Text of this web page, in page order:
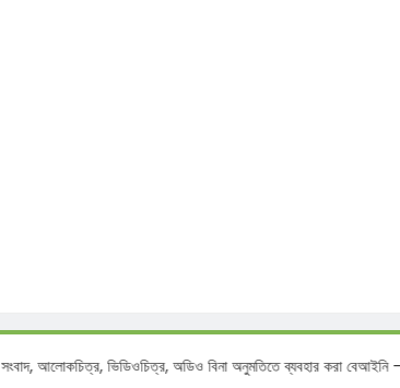
ভিডিওচিত্র, অডিও বিনা অনুমতিতে ব্যবহার করা বেআইনি -সম্পাদক